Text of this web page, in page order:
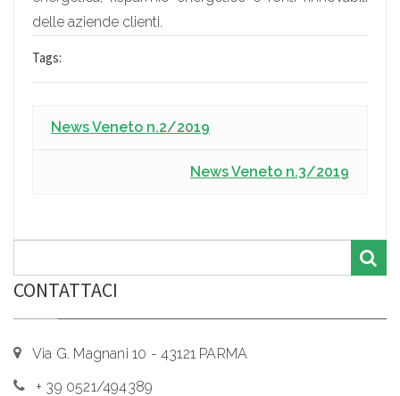
delle aziende clienti.
Tags:
News Veneto n.2/2019
News Veneto n.3/2019
CONTATTACI
Via G. Magnani 10 - 43121 PARMA
+ 39 0521/494389